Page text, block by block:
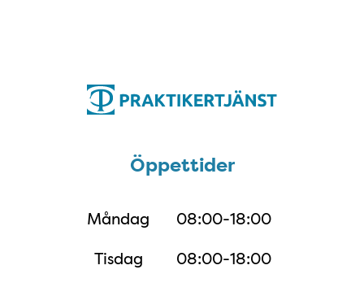
Öppettider
Måndag
08:00-18:00
Tisdag
08:00-18:00